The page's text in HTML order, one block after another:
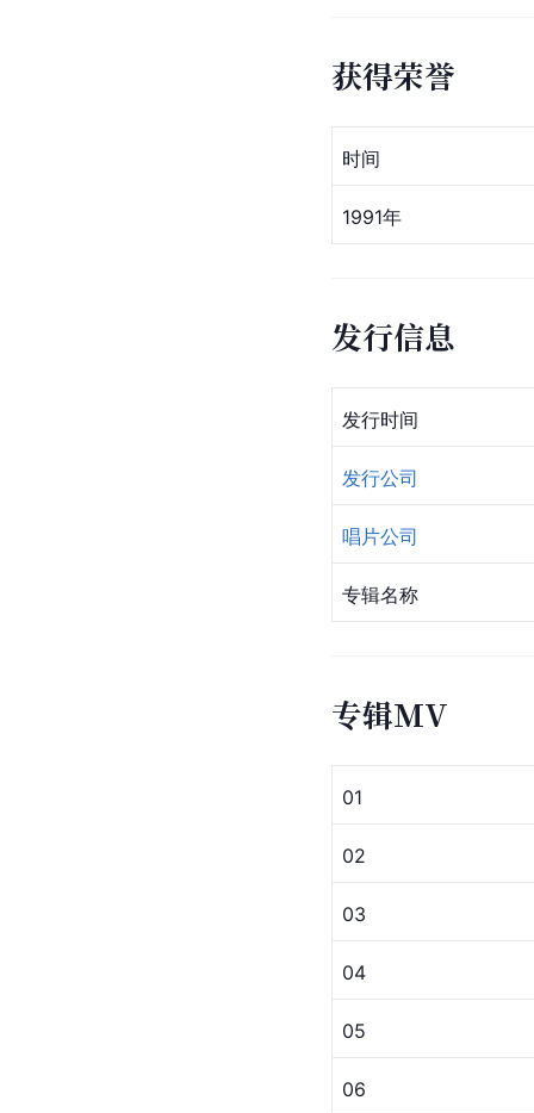
获得荣誉
时间
1991年
发行信息
发行时间
发行公司
唱片公司
专辑名称
专辑MV
01
02
03
04
05
06